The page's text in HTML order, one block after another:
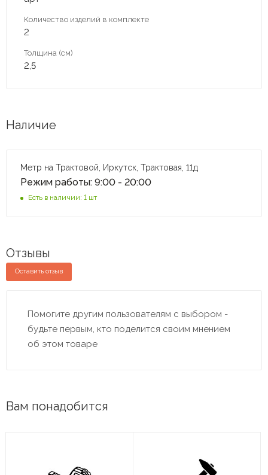
Количество изделий в комплекте
2
Толщина (см)
2,5
Наличие
Метр на Трактовой, Иркутск, Трактовая, 11д
Режим работы: 9:00 - 20:00
Есть в наличии: 1 шт
Отзывы
Оставить отзыв
Помогите другим пользователям с выбором -
будьте первым, кто поделится своим мнением
об этом товаре
Вам понадобится